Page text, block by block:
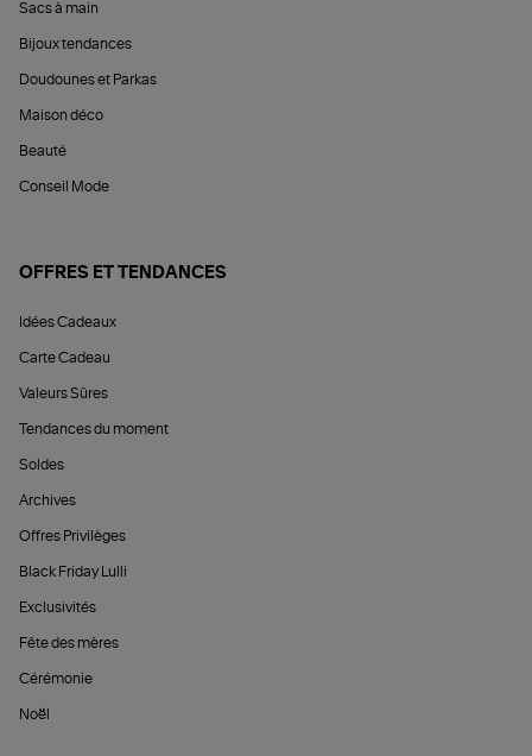
Sacs à main
Bijoux tendances
Doudounes et Parkas
Maison déco
Beauté
Conseil Mode
OFFRES ET TENDANCES
Idées Cadeaux
Carte Cadeau
Valeurs Sûres
Tendances du moment
Soldes
Archives
Offres Privilèges
Black Friday Lulli
Exclusivités
Fête des mères
Cérémonie
Noël